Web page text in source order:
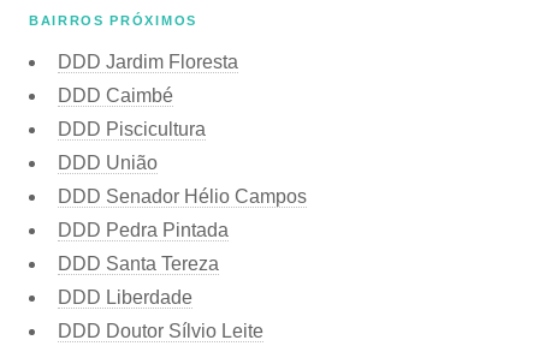
BAIRROS PRÓXIMOS
DDD Jardim Floresta
DDD Caimbé
DDD Piscicultura
DDD União
DDD Senador Hélio Campos
DDD Pedra Pintada
DDD Santa Tereza
DDD Liberdade
DDD Doutor Sílvio Leite